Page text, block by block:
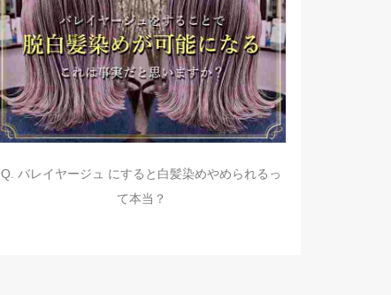
Q. バレイヤージュ にすると白髪染めやめられるっ
て本当？